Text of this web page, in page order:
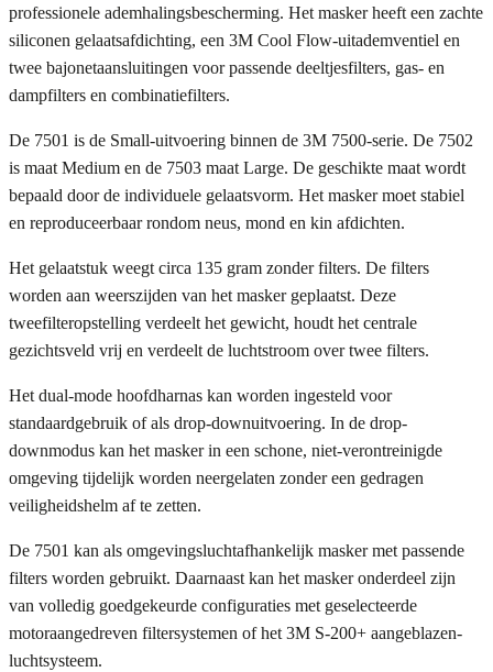
professionele ademhalingsbescherming. Het masker heeft een zachte
siliconen gelaatsafdichting, een 3M Cool Flow-uitademventiel en
twee bajonetaansluitingen voor passende deeltjesfilters, gas- en
dampfilters en combinatiefilters.
De 7501 is de Small-uitvoering binnen de 3M 7500-serie. De 7502
is maat Medium en de 7503 maat Large. De geschikte maat wordt
bepaald door de individuele gelaatsvorm. Het masker moet stabiel
en reproduceerbaar rondom neus, mond en kin afdichten.
Het gelaatstuk weegt circa 135 gram zonder filters. De filters
worden aan weerszijden van het masker geplaatst. Deze
tweefilteropstelling verdeelt het gewicht, houdt het centrale
gezichtsveld vrij en verdeelt de luchtstroom over twee filters.
Het dual-mode hoofdharnas kan worden ingesteld voor
standaardgebruik of als drop-downuitvoering. In de drop-
downmodus kan het masker in een schone, niet-verontreinigde
omgeving tijdelijk worden neergelaten zonder een gedragen
veiligheidshelm af te zetten.
De 7501 kan als omgevingsluchtafhankelijk masker met passende
filters worden gebruikt. Daarnaast kan het masker onderdeel zijn
van volledig goedgekeurde configuraties met geselecteerde
motoraangedreven filtersystemen of het 3M S-200+ aangeblazen-
luchtsysteem.